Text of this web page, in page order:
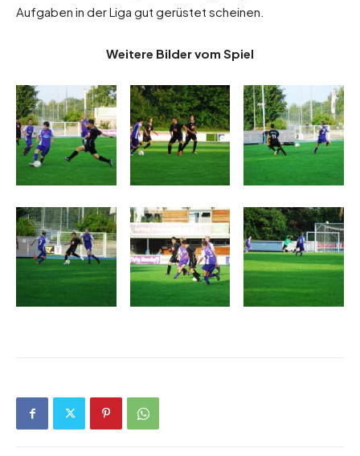
Aufgaben in der Liga gut gerüstet scheinen.
Weitere Bilder vom Spiel